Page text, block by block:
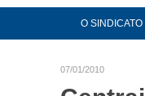
O SINDICATO
07/01/2010